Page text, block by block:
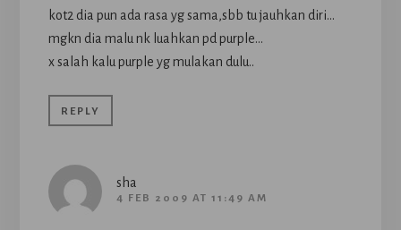
kot2 dia pun ada rasa yg sama,sbb tu jauhkan diri…
mgkn dia malu nk luahkan pd purple…
x salah kalu purple yg mulakan dulu..
REPLY
sha
4 FEB 2009 AT 11:49 AM